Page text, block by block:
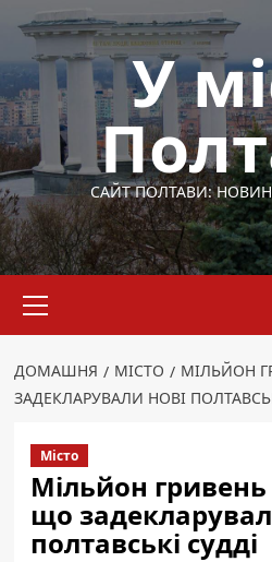
Перейти
вмісту
У
САЙТ ПОЛТАВИ:
меню
ДОМАШНЯ МІСТО
МІЛЬЙОН
ЗАДЕКЛАРУВАЛИ НОВІ
Місто
Мільйон гривень
що
полтавські судді